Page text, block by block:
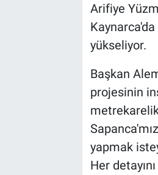
Arifiye
yükseliyor.
Başkan
projesinin
yapmak
Her